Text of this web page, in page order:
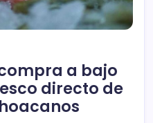
a bajo
directo de